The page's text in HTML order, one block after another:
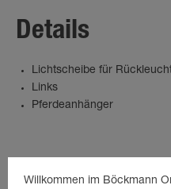
Details
Lichtscheibe für
Links
Pferdeanhänger
Passende
Willkommen im Böckmann